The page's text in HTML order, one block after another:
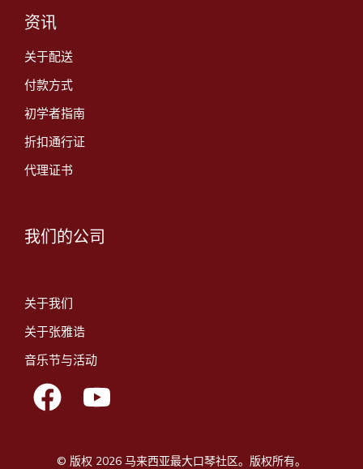
资讯
关于配送
付款方式
初学者指南
折扣通行证
代理证书
我们的公司
关于我们
关于张雅诰
音乐节与活动
© 版权 2026 马来西亚最大口琴社区。版权所有。